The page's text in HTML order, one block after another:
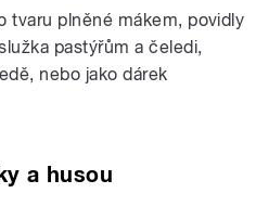
tvaru plněné mákem, povidly
pastýřům a čeledi,
nebo jako dárek
a husou